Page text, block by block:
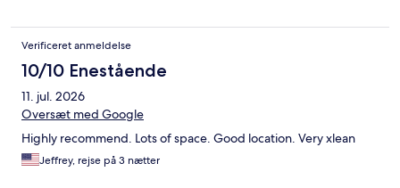
Verificeret anmeldelse
10/10 Enestående
11. jul. 2026
Oversæt med Google
Highly recommend. Lots of space. Good location. Very xlean
Jeffrey, rejse på 3 nætter